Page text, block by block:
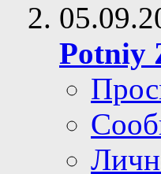
Potniy